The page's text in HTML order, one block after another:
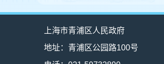
上海市青浦区人民政府
地址：青浦区公园路100号